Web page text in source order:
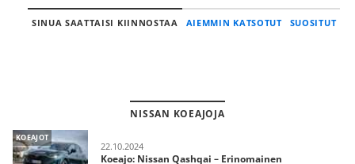
SINUA SAATTAISI KIINNOSTAA AIEMMIN KATSOTUT SUOSITUT
NISSAN KOEAJOJA
KOEAJOT
22.10.2024
Koeajo: Nissan Qashqai – Erinomainen